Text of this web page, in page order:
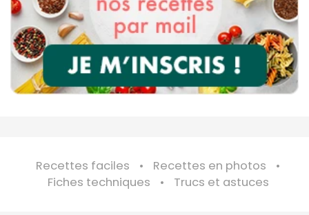
Recettes faciles
Recettes en photos
Fiches techniques
Trucs et astuces